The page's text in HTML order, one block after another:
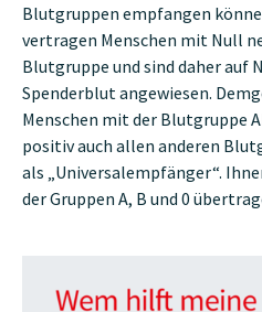
Blutgruppen empfangen
vertragen Menschen mit Null
Blutgruppe und sind daher auf
Spenderblut angewiesen.
Menschen mit der Blutgruppe
positiv auch allen anderen
als „Universalempfänger“.
der Gruppen A, B und 0